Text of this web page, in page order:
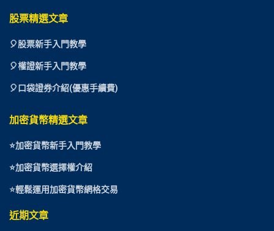
股票精選文章
🎈股票新手入門教學
🎈權證新手入門教學
🎈口袋證券介紹(優惠手續費)
加密貨幣精選文章
⭐加密貨幣新手入門教學
⭐加密貨幣選擇權介紹
⭐輕鬆運用加密貨幣網格交易
近期文章